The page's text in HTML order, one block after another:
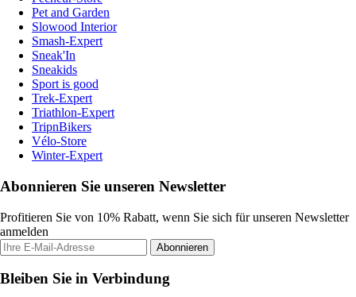
Pet and Garden
Slowood Interior
Smash-Expert
Sneak'In
Sneakids
Sport is good
Trek-Expert
Triathlon-Expert
TripnBikers
Vélo-Store
Winter-Expert
Abonnieren Sie unseren Newsletter
Profitieren Sie von 10% Rabatt, wenn Sie sich für unseren Newsletter
anmelden
Abonnieren
Bleiben Sie in Verbindung